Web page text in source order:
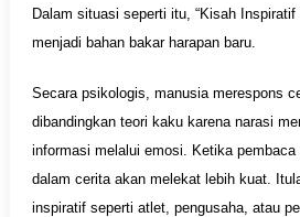
Dalam situasi seperti itu, “Kisah Inspiratif
menjadi bahan bakar harapan baru.
Secara psikologis, manusia merespons
dibandingkan teori kaku karena narasi
informasi melalui emosi. Ketika
dalam cerita akan melekat lebih kuat.
inspiratif seperti atlet, pengusaha, atau